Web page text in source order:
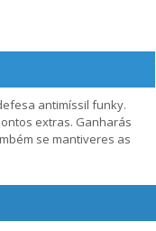
antimíssil funky.
extras. Ganharás
se mantiveres as